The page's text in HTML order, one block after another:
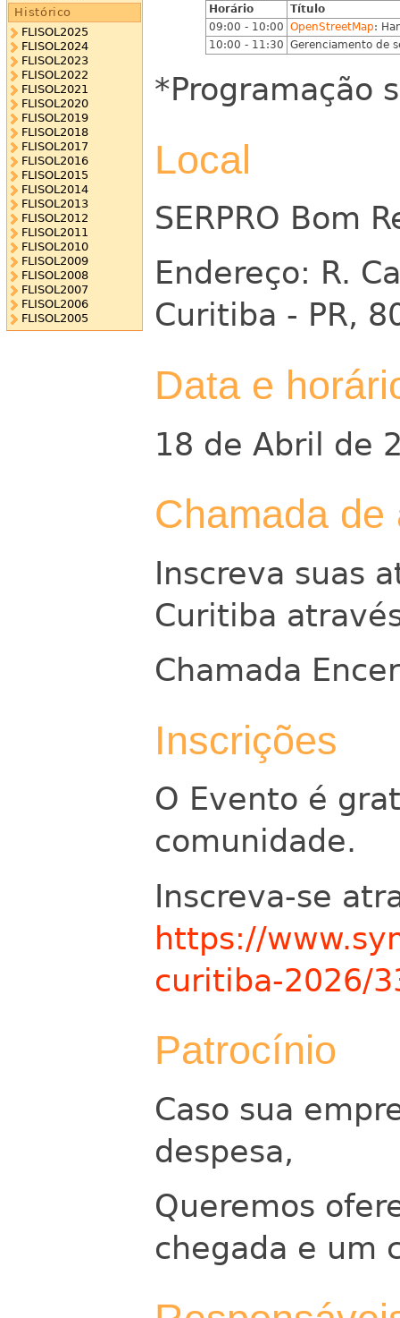
Histórico
FLISOL2025
FLISOL2024
FLISOL2023
FLISOL2022
FLISOL2021
FLISOL2020
FLISOL2019
FLISOL2018
FLISOL2017
FLISOL2016
FLISOL2015
FLISOL2014
FLISOL2013
FLISOL2012
FLISOL2011
FLISOL2010
FLISOL2009
FLISOL2008
FLISOL2007
FLISOL2006
FLISOL2005
Horário
Título
09:00 - 10:00 OpenStreetMap:
10:00 - 11:30 Gerenciamento de
*Programação
Local
SERPRO Bom
Endereço: R.
Curitiba - PR,
Data e
18 de Abril de
Chamada de
Inscreva suas
Curitiba
Chamada
Inscrições
O Evento é
comunidade.
Inscreva-se
https://
curitiba-2026/
Patrocínio
Caso sua
despesa,
Queremos
chegada e um